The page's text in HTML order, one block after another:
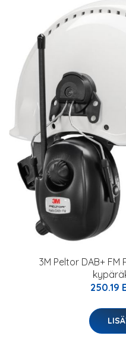
3M Peltor DAB+ FM
250.19